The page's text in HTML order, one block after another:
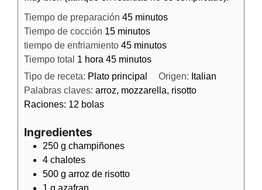
Tiempo de preparación 45 minutos
Tiempo de cocción 15 minutos
tiempo de enfriamiento 45 minutos
Tiempo total 1 hora 45 minutos
Tipo de receta: Plato principal Origen: Italian
Palabras claves: arroz, mozzarella, risotto
Raciones: 12 bolas
Ingredientes
250 g champiñones
4 chalotes
500 g arroz de risotto